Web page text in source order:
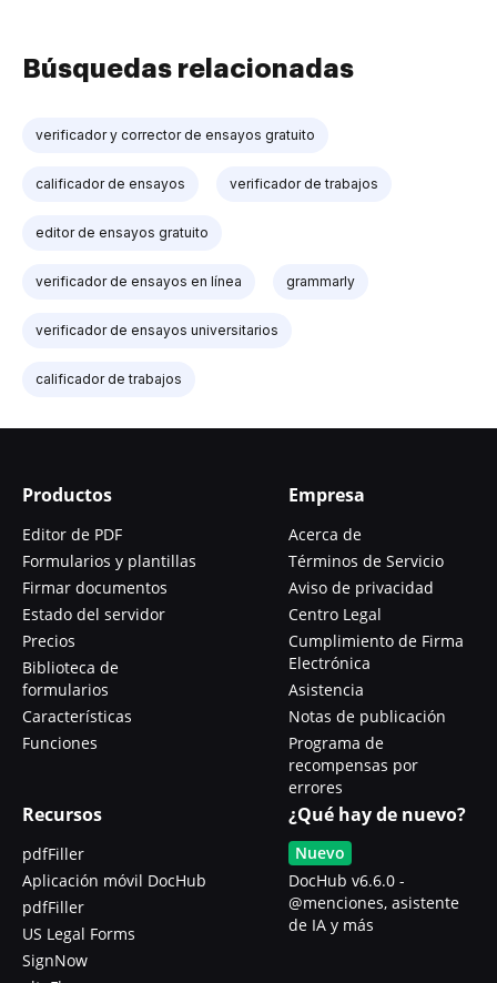
Búsquedas relacionadas
verificador y corrector de ensayos gratuito
calificador de ensayos verificador de trabajos
editor de ensayos gratuito
verificador de ensayos en línea grammarly
verificador de ensayos universitarios
calificador de trabajos
Productos
Editor de PDF
Formularios y plantillas
Firmar documentos
Estado del servidor
Precios
Biblioteca de
formularios
Características
Funciones
Empresa
Acerca de
Términos de Servicio
Aviso de privacidad
Centro Legal
Cumplimiento de Firma
Electrónica
Asistencia
Notas de publicación
Programa de
recompensas por
errores
Recursos
pdfFiller
Aplicación móvil DocHub
pdfFiller
US Legal Forms
SignNow
¿Qué hay de nuevo?
Nuevo
DocHub v6.6.0 -
@menciones, asistente
de IA y más